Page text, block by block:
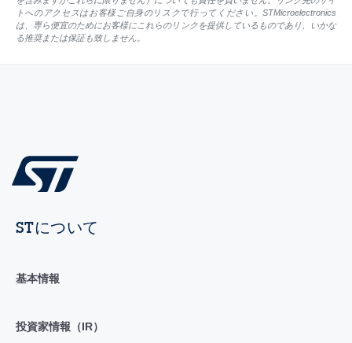
トへのアクセスはお客様ご自身のリスクで行ってください。STMicroelectronics
は、専ら便宜のためにお客様にこれらのリンクを提供しているものであり、いかな
る推奨または保証も致しません。
STについて
基本情報
投資家情報（IR）